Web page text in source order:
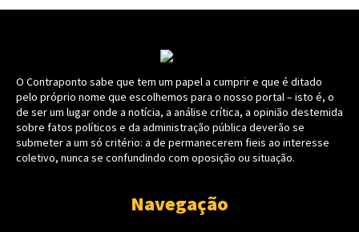
O Contraponto sabe que tem um papel a cumprir e que é ditado
pelo próprio nome que escolhemos para o nosso portal – isto é, o
de ser um lugar onde a notícia, a análise crítica, a opinião destemida
sobre fatos políticos e da administração pública deverão se
submeter a um só critério: a de permanecerem fieis ao interesse
coletivo, nunca se confundindo com oposição ou situação.
Navegação